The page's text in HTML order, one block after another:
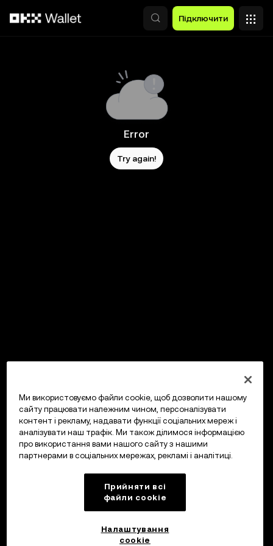
Підключити
Error
Try again!
Ми використовуємо файли cookie, щоб дозволити нашому
сайту працювати належним чином, персоналізувати
контент і рекламу, надавати функції соціальних мереж і
аналізувати наш трафік. Ми також ділимося інформацією
про використання вами нашого сайту з нашими
партнерами в соціальних мережах, рекламі і аналітиці.
Прийняти всі
файли сookie
Налаштування
cookie